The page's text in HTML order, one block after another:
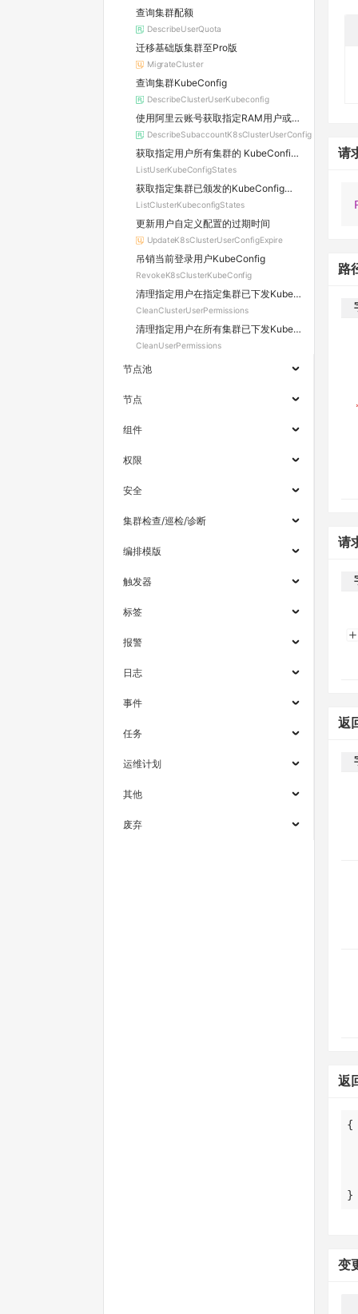
查询集群配额
DescribeUserQuota
迁移基础版集群至Pro版
MigrateCluster
查询集群KubeConfig
DescribeClusterUserKubeconfig
使用阿里云账号获取指定RAM用户或角色的集群KubeConfig
DescribeSubaccountK8sClusterUserConfig
获取指定用户所有集群的 KubeConfig 状态列表
ListUserKubeConfigStates
获取指定集群已颁发的KubeConfig列表
ListClusterKubeconfigStates
更新用户自定义配置的过期时间
UpdateK8sClusterUserConfigExpire
吊销当前登录用户KubeConfig
RevokeK8sClusterKubeConfig
清理指定用户在指定集群已下发KubeConfig凭据和RBAC权限
CleanClusterUserPermissions
清理指定用户在所有集群已下发KubeConfig凭据和RBAC权限
CleanUserPermissions
节点池
节点
组件
权限
安全
集群检查/巡检/诊断
编排模版
触发器
标签
报警
日志
事件
任务
运维计划
其他
废弃
请
路
请
返
返
}
变